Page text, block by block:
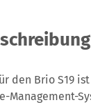
den Brio S19